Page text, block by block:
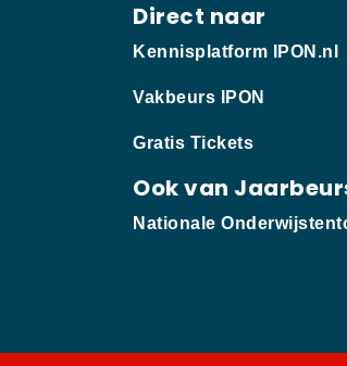
Direct naar
Kennisplatform IPON.nl
Vakbeurs IPON
Gratis Tickets
Ook van
Nationale